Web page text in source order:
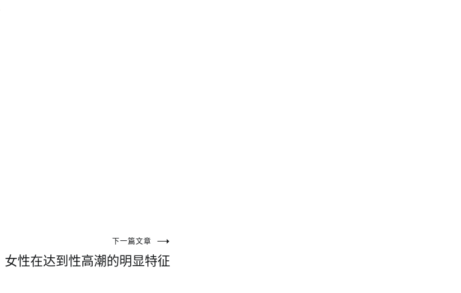
下一篇文章
女性在达到性高潮的明显特征